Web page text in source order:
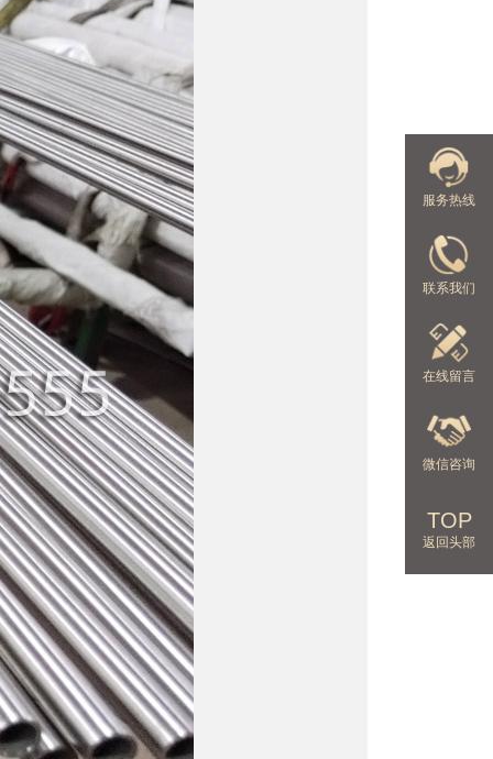
服务热线
联系我们
在线留言
微信咨询
TOP
返回头部